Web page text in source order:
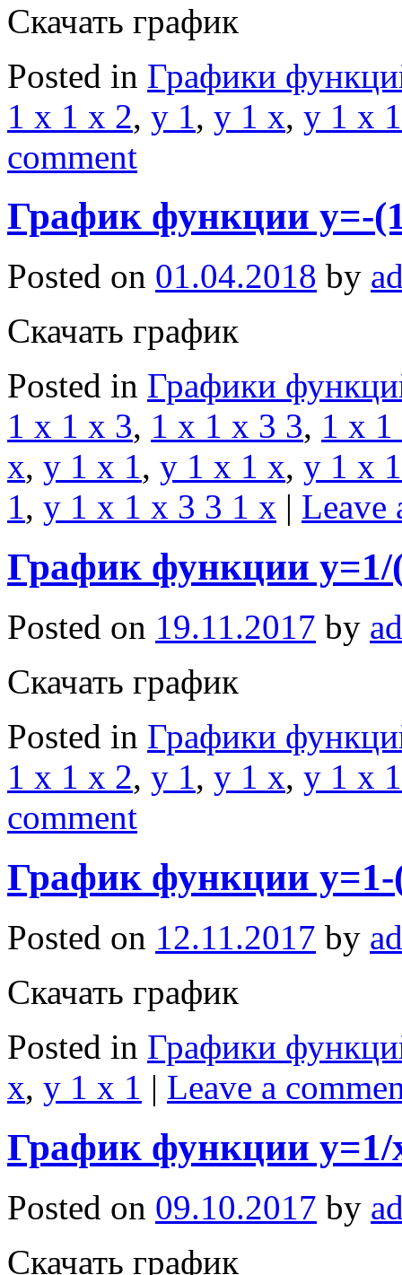
Скачать график
Posted in Графики
1 x 1 x 2, y 1 , y 1 x, y 1 x 1
comment
График функции y=-
Posted on 01.04.2018 by
Скачать график
Posted in Графики
1 x 1 x 3, 1 x 1 x 3 3, 1 x
x, y 1 x 1, y 1 x 1 x, y 1 x
1, y 1 x 1 x 3 3 1 x | Leave
График функции y=1/
Posted on 19.11.2017 by
Скачать график
Posted in Графики
1 x 1 x 2, y 1, y 1 x, y 1 x 1
comment
График функции y=1-
Posted on 12.11.2017 by
Скачать график
Posted in Графики
x, y 1 x 1 | Leave a
График функции y=1/
Posted on 09.10.2017 by
Скачать график